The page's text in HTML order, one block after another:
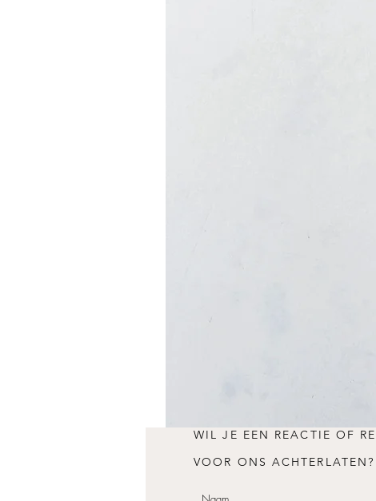
WIL JE EEN REACTIE OF
VOOR ONS ACHTERLATEN?